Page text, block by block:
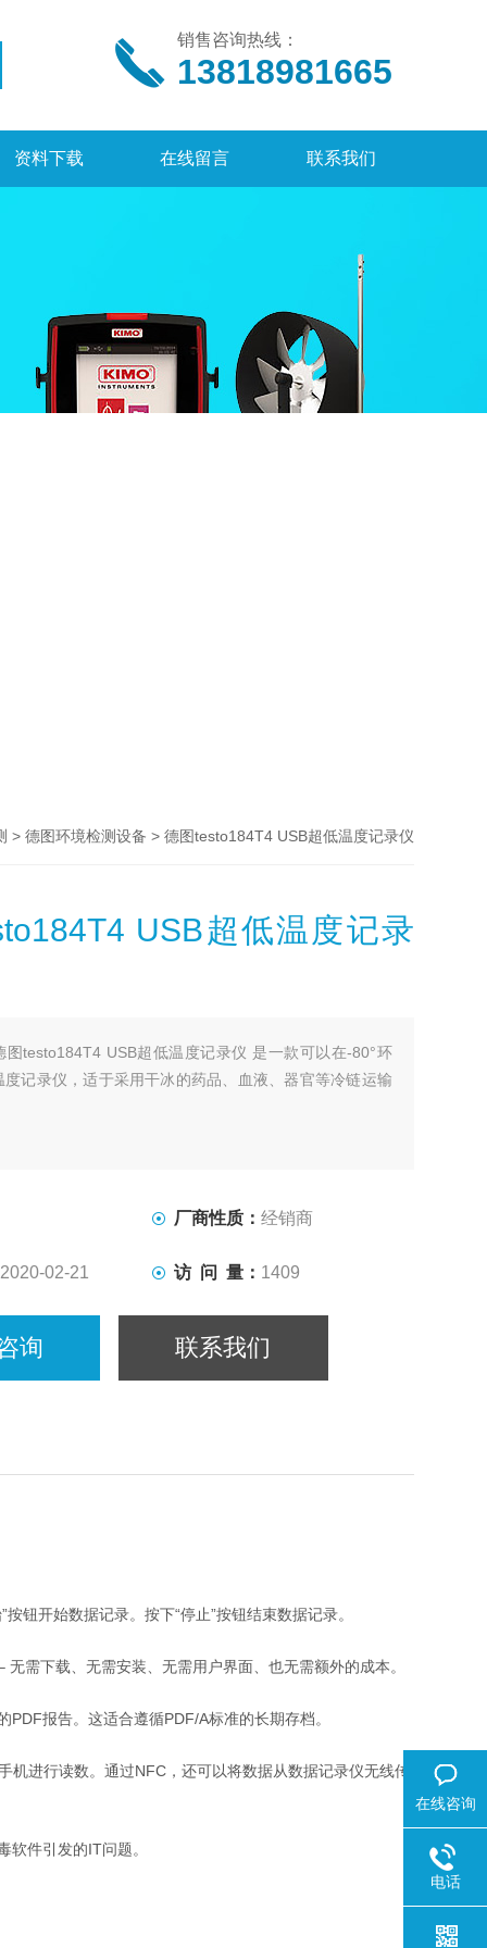
销售咨询热线：
13818981665
资料下载 在线留言 联系我们
> 德图环境检测设备 > 德图testo184T4 USB超低温度记录仪
USB超低温度记录
图testo184T4 USB超低温度记录仪 是一款可以在-80°环
度记录仪，适于采用干冰的药品、血液、器官等冷链运输
厂商性质：经销商
2020-02-21 访 问 量： 1409
询 联系我们
钮开始数据记录。按下“停止”按钮结束数据记录。
需下载、无需安装、无需用户界面、也无需额外的成本。
报告。这适合遵循PDF/A标准的长期存档。
进行读数。通过NFC，还可以将数据从数据记录仪无线传
件引发的IT问题。
在线咨询
电话